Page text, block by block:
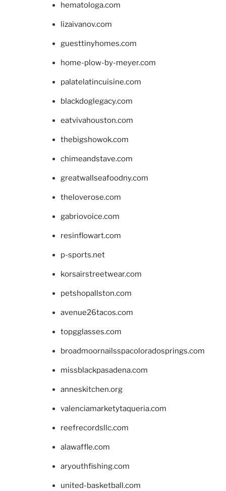
hematologa.com
lizaivanov.com
guesttinyhomes.com
home-plow-by-meyer.com
palatelatincuisine.com
blackdoglegacy.com
eatvivahouston.com
thebigshowok.com
chimeandstave.com
greatwallseafoodny.com
theloverose.com
gabriovoice.com
resinflowart.com
p-sports.net
korsairstreetwear.com
petshopallston.com
avenue26tacos.com
topgglasses.com
broadmoornailsspacoloradosprings.com
missblackpasadena.com
anneskitchen.org
valenciamarketytaqueria.com
reefrecordsllc.com
alawaffle.com
aryouthfishing.com
united-basketball.com